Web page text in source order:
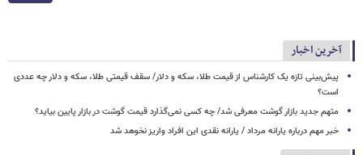
آخرین اخبار
پیش‌بینی تازه یک کارشناس از قیمت طلا، سکه و دلار/ سقف قیمتی طلا، سکه و دلار چه عددی
است؟
متهم جدید بازار گوشت معرفی شد/ چه کسی نمی‌گذارد قیمت گوشت در بازار پایین بیاید؟
خبر مهم درباره یارانه مرداد / یارانه نقدی این افراد واریز نخوهد شد